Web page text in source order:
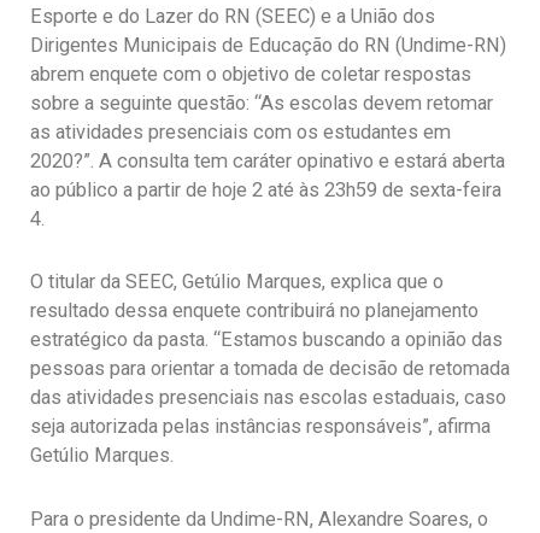
Esporte e do Lazer do RN (SEEC) e a União dos
Dirigentes Municipais de Educação do RN (Undime-RN)
abrem enquete com o objetivo de coletar respostas
sobre a seguinte questão: “As escolas devem retomar
as atividades presenciais com os estudantes em
2020?”. A consulta tem caráter opinativo e estará aberta
ao público a partir de hoje 2 até às 23h59 de sexta-feira
4.
O titular da SEEC, Getúlio Marques, explica que o
resultado dessa enquete contribuirá no planejamento
estratégico da pasta. “Estamos buscando a opinião das
pessoas para orientar a tomada de decisão de retomada
das atividades presenciais nas escolas estaduais, caso
seja autorizada pelas instâncias responsáveis”, afirma
Getúlio Marques.
Para o presidente da Undime-RN, Alexandre Soares, o